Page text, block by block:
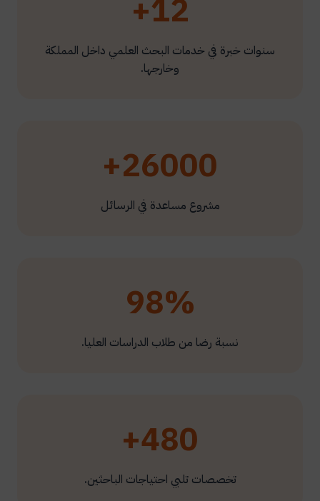
12+
سنوات خبرة في خدمات البحث العلمي داخل المملكة
وخارجها.
26000+
مشروع مساعدة في الرسائل
98%
نسبة رضا من طلاب الدراسات العليا.
480+
تخصصات تلبي احتياجات الباحثين.